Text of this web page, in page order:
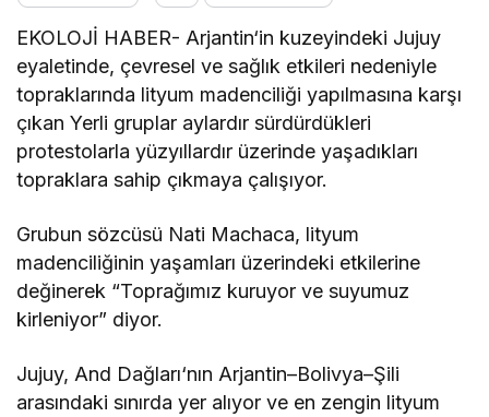
EKOLOJİ HABER- Arjantin‘in kuzeyindeki Jujuy
eyaletinde, çevresel ve sağlık etkileri nedeniyle
topraklarında lityum madenciliği yapılmasına karşı
çıkan Yerli gruplar aylardır sürdürdükleri
protestolarla yüzyıllardır üzerinde yaşadıkları
topraklara sahip çıkmaya çalışıyor.
Grubun sözcüsü Nati Machaca, lityum
madenciliğinin yaşamları üzerindeki etkilerine
değinerek “Toprağımız kuruyor ve suyumuz
kirleniyor” diyor.
Jujuy, And Dağları‘nın Arjantin–Bolivya–Şili
arasındaki sınırda yer alıyor ve en zengin lityum